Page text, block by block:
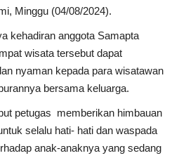
Minggu (04/08/2024).
kehadiran anggota Samapta
wisata tersebut dapat
nyaman kepada para wisatawan
bersama keluarga.
petugas memberikan himbauan
selalu hati- hati dan waspada
anak-anaknya yang sedang